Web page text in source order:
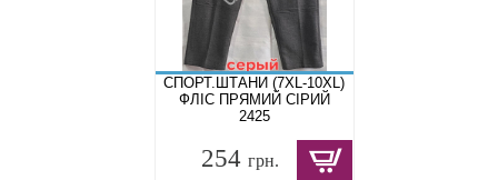
СПОРТ.ШТАНИ (7XL-10XL)
ФЛІС ПРЯМИЙ СІРИЙ
2425
254 грн.